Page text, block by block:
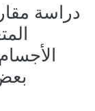
دراسة